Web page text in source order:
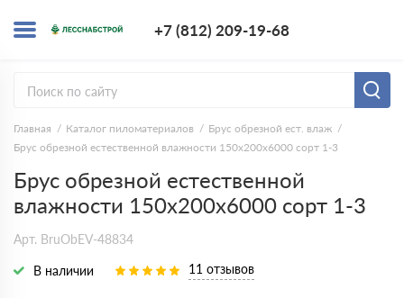
+7 (812) 209-19-68
Главная Каталог пиломатериалов
Брус обрезной ест. влаж
Брус обрезной естественной влажности 150х200х6000 сорт 1-3
Брус обрезной естественной
влажности 150х200х6000 сорт 1-3
Арт. BruObEV-48834
В наличии 11 отзывов